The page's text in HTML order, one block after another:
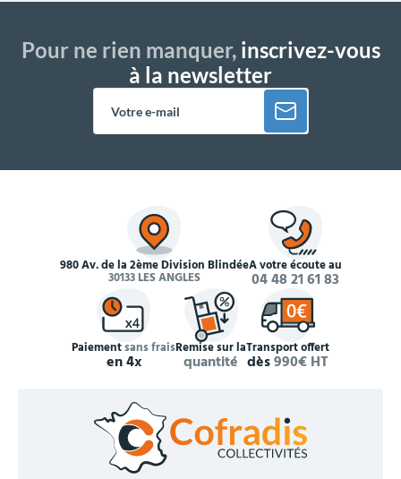
Pour ne rien manquer,inscrivez-vous
à la newsletter
980 Av. de la 2ème Division Blindée
30133 LES ANGLES
À votre écoute au
04 48 21 61 83
Paiementsans frais
en 4x
Remise sur la
quantité
Transport offert
dès990€ HT